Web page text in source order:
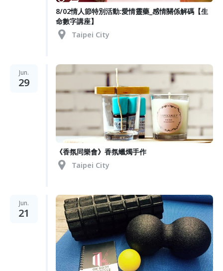
8/02情人節特別活動:愛情靈藥_感情關係解碼【生
命數字講座】
Taipei City
Jun.
29
《香氛同樂會》香氛蠟燭手作
Taipei City
Jun.
21